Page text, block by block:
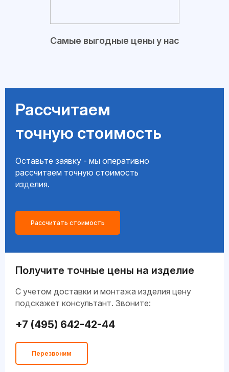
Самые выгодные цены у нас
Рассчитаем
точную стоимость
Оставьте заявку - мы оперативно
рассчитаем точную стоимость
изделия.
Рассчитать стоимость
Получите точные цены на изделие
C учетом доставки и монтажа изделия цену
подскажет консультант. Звоните:
+7 (495) 642-42-44
Перезвоним